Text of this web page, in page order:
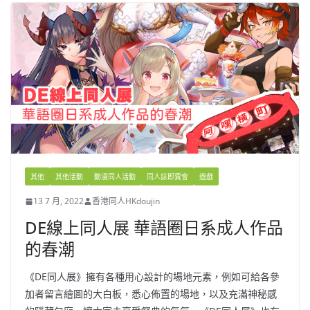
其他 其他活動 動漫同人活動 同人誌即賣會 遊戲
13 7 月, 2022 香港同人HKdoujin
DE線上同人展 華語圈日系成人作品
的春潮
《DE同人展》擁有各種用心設計的場地元素，例如可給各參
加者留言繪圖的大白板，悉心佈置的場地，以及充滿神秘感